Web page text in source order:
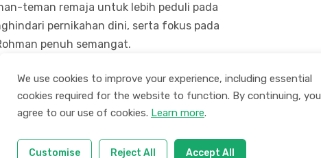
teman remaja untuk lebih peduli pada
pernikahan dini, serta fokus pada
penuh semangat.
mengaku bangga atas prestasi yang diraih
kepada teman-teman yang lain.
tidak hanya unggul di bidang akademik,
dan sosial yang baik. Semoga Rohman
We use cookies to improve your experience, including essential
cookies required for the website to function. By continuing, you
agree to our use of cookies. Learn more.
Customise Reject All Accept All